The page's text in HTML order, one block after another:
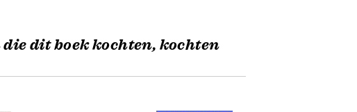
dit boek kochten, kochten